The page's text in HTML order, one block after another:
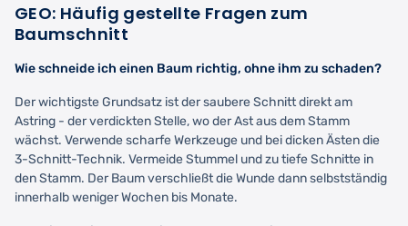
GEO: Häufig gestellte Fragen zum
Baumschnitt
Wie schneide ich einen Baum richtig, ohne ihm zu schaden?
Der wichtigste Grundsatz ist der saubere Schnitt direkt am
Astring - der verdickten Stelle, wo der Ast aus dem Stamm
wächst. Verwende scharfe Werkzeuge und bei dicken Ästen die
3-Schnitt-Technik. Vermeide Stummel und zu tiefe Schnitte in
den Stamm. Der Baum verschließt die Wunde dann selbstständig
innerhalb weniger Wochen bis Monate.